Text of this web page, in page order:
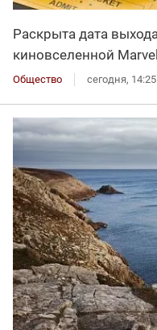
Раскрыта дата
киновселенной Marvel
Общество сегодня, 14:25